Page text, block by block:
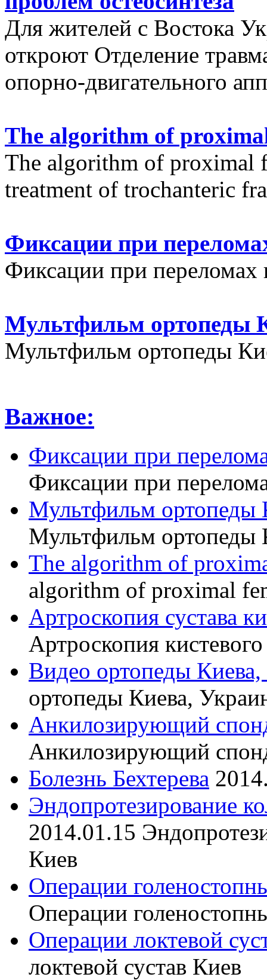
Для жителей с Востока
откроют Отделение
опорно-двигательного
The algorithm of
The algorithm of proximal
treatment of trochanteric
Фиксации при
Фиксации при переломах
Мультфильм ортопеды
Мультфильм ортопеды
Важное:
Фиксации при
Фиксации при
Мультфильм ортопеды
Мультфильм ортопеды
The algorithm of
algorithm of proximal
Артроскопия сустава
Артроскопия
Видео ортопеды
ортопеды Киева,
Анкилозирующий
Анкилозирующий
Болезнь Бехтерева
Эндопротезирование
2014.01.15
Киев
Операции
Операции
Операции локтевой
локтевой сустав Киев